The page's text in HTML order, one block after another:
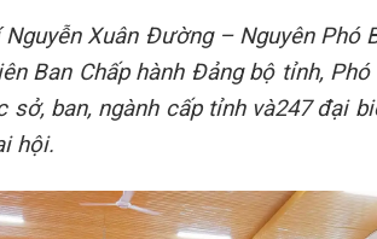
Xuân Đường – Nguyên Phó
Ban Chấp hành Đảng bộ tỉnh,
ban, ngành cấp tỉnh và247 đại
hội.